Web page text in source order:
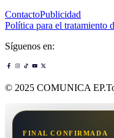
ContactoPublicidad
Política para el tratamiento
Síguenos en:
© 2025 COMUNICA
FINAL CONFIRMADA